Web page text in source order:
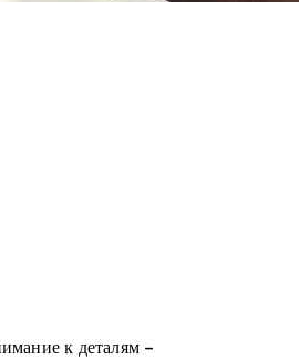
к деталям –